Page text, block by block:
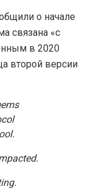
о начале
связана «с
в 2020
второй версии